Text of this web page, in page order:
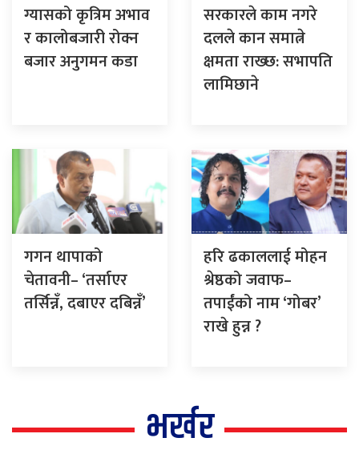
ग्यासको कृत्रिम अभाव
र कालोबजारी रोक्न
बजार अनुगमन कडा
सरकारले काम नगरे
दलले कान समात्ने
क्षमता राख्छ: सभापति
लामिछाने
गगन थापाको
चेतावनी– ‘तर्साएर
तर्सिन्नँ, दबाएर दबिन्नँ’
हरि ढकाललाई मोहन
श्रेष्ठको जवाफ–
तपाईंको नाम ‘गोबर’
राखे हुन्न ?
भर्खर